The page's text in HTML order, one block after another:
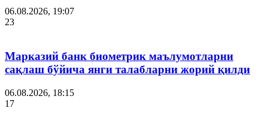
06.08.2026, 19:07
23
Марказий банк биометрик маълумотларни
сақлаш бўйича янги талабларни жорий қилди
06.08.2026, 18:15
17